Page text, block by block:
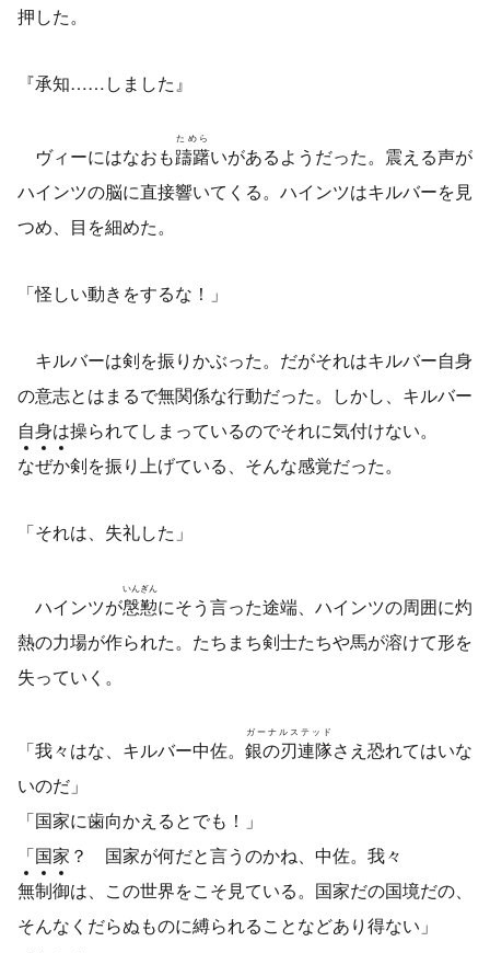
押した。
『承知……しました』
ヴィーにはなおも躊躇
ためら
いがあるようだった。震える声が
ハインツの脳に直接響いてくる。ハインツはキルバーを見
つめ、目を細めた。
「怪しい動きをするな！」
キルバーは剣を振りかぶった。だがそれはキルバー自身
の意志とはまるで無関係な行動だった。しかし、キルバー
自身は操られてしまっているのでそれに気付けない。
なぜか剣を振り上げている、そんな感覚だった。
「それは、失礼した」
ハインツが慇懃
いんぎん
にそう言った途端、ハインツの周囲に灼
熱の力場が作られた。たちまち剣士たちや馬が溶けて形を
失っていく。
「我々はな、キルバー中佐。 銀の刃連隊
ガーナルステッド
さえ恐れてはいな
いのだ」
「国家に歯向かえるとでも！」
「国家？ 国家が何だと言うのかね、中佐。我々
無制御は、この世界をこそ見ている。国家だの国境だの、
そんなくだらぬものに縛られることなどあり得ない」